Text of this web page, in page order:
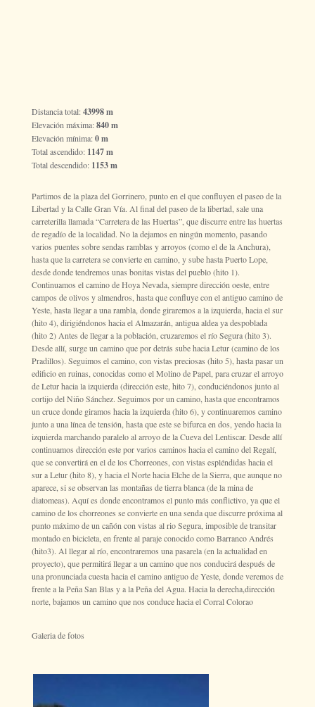
Distancia total:43998 m
Elevación máxima:840 m
Elevación mínima:0 m
Total ascendido: 1147 m
Total descendido: 1153 m
Partimos de la plaza del Gorrinero, punto en el que confluyen el paseo de la
Libertad y la Calle Gran Vía. Al final del paseo de la libertad, sale una
carreterilla llamada “Carretera de las Huertas”, que discurre entre las huertas
de regadío de la localidad. No la dejamos en ningún momento, pasando
varios puentes sobre sendas ramblas y arroyos (como el de la Anchura),
hasta que la carretera se convierte en camino, y sube hasta Puerto Lope,
desde donde tendremos unas bonitas vistas del pueblo (hito 1).
Continuamos el camino de Hoya Nevada, siempre dirección oeste, entre
campos de olivos y almendros, hasta que confluye con el antiguo camino de
Yeste, hasta llegar a una rambla, donde giraremos a la izquierda, hacia el sur
(hito 4), dirigiéndonos hacia el Almazarán, antigua aldea ya despoblada
(hito 2) Antes de llegar a la población, cruzaremos el río Segura (hito 3).
Desde allí, surge un camino que por detrás sube hacia Letur (camino de los
Pradillos). Seguimos el camino, con vistas preciosas (hito 5), hasta pasar un
edificio en ruinas, conocidas como el Molino de Papel, para cruzar el arroyo
de Letur hacia la izquierda (dirección este, hito 7), conduciéndonos junto al
cortijo del Niño Sánchez. Seguimos por un camino, hasta que encontramos
un cruce donde giramos hacia la izquierda (hito 6), y continuaremos camino
junto a una línea de tensión, hasta que este se bifurca en dos, yendo hacia la
izquierda marchando paralelo al arroyo de la Cueva del Lentiscar. Desde allí
continuamos dirección este por varios caminos hacia el camino del Regalí,
que se convertirá en el de los Chorreones, con vistas espléndidas hacia el
sur a Letur (hito 8), y hacia el Norte hacia Elche de la Sierra, que aunque no
aparece, si se observan las montañas de tierra blanca (de la mina de
diatomeas). Aquí es donde encontramos el punto más conflictivo, ya que el
camino de los chorreones se convierte en una senda que discurre próxima al
punto máximo de un cañón con vistas al rio Segura, imposible de transitar
montado en bicicleta, en frente al paraje conocido como Barranco Andrés
(hito3). Al llegar al río, encontraremos una pasarela (en la actualidad en
proyecto), que permitirá llegar a un camino que nos conducirá después de
una pronunciada cuesta hacia el camino antiguo de Yeste, donde veremos de
frente a la Peña San Blas y a la Peña del Agua. Hacia la derecha,dirección
norte, bajamos un camino que nos conduce hacia el Corral Colorao
Galeria de fotos